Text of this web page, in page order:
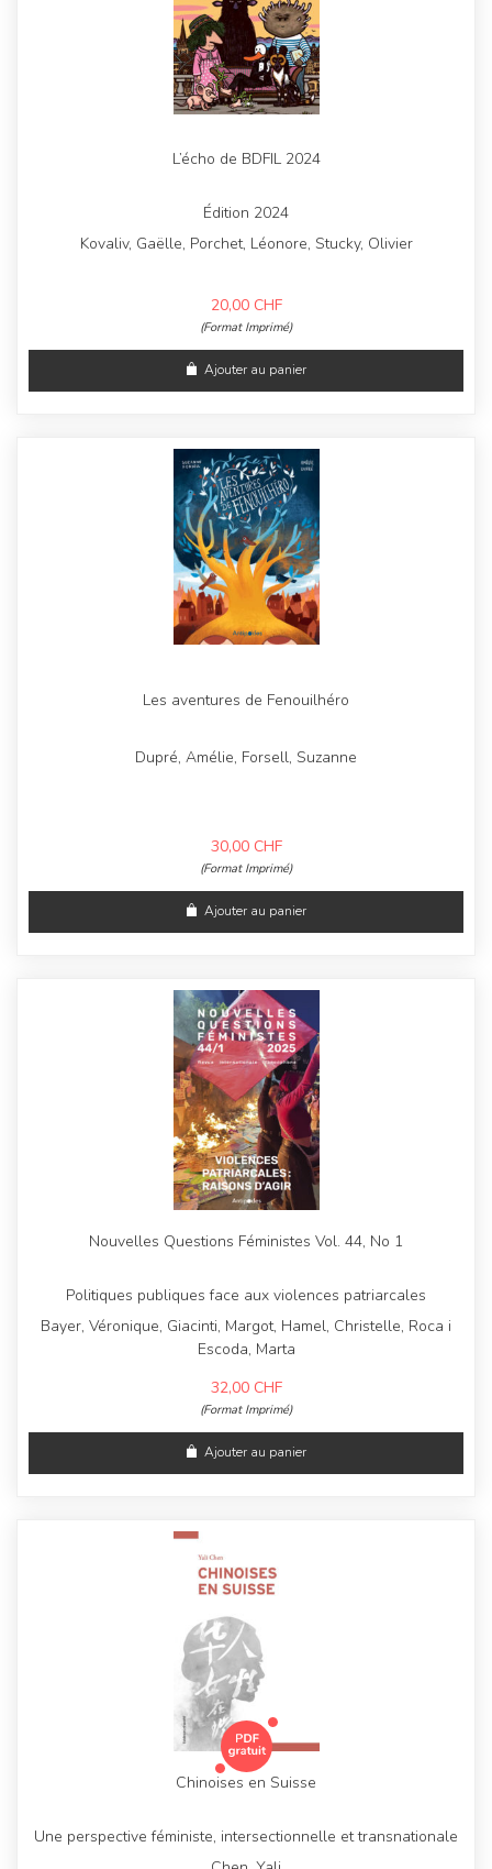
L’écho de BDFIL 2024
Édition 2024
Kovaliv, Gaëlle, Porchet, Léonore, Stucky, Olivier
20,00 CHF
(Format Imprimé)
Ajouter au panier
Les aventures de Fenouilhéro
Dupré, Amélie, Forsell, Suzanne
30,00 CHF
(Format Imprimé)
Ajouter au panier
Nouvelles Questions Féministes Vol. 44, No 1
Politiques publiques face aux violences patriarcales
Bayer, Véronique, Giacinti, Margot, Hamel, Christelle, Roca i
Escoda, Marta
32,00 CHF
(Format Imprimé)
Ajouter au panier
Chinoises en Suisse
Une perspective féministe, intersectionnelle et transnationale